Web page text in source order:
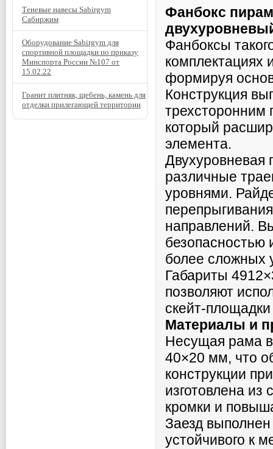
Фанбокс
Фанбоксы
комплектациях
формируя
Конструкция
трехсторонним
который
элемента.
Двухуровневая
различные
уровнями.
направлений.
безопасностью
более сложных
Габариты
позволяют
скейт-
Материалы и
Несущая рама
40×20 мм, что
конструкции
изготовлена из
кромки и
Заезд
устойчивого к
Теневые навесы Sabirgym
Сабиржим
Оборудование Sabirgym для
спортивной площадки по приказу
Минспорта России №107 от
15.02.22
Гранит плитняк, щебень, камень для
отделки прилегающей территории